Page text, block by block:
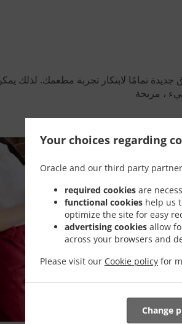
Your choices regarding
Oracle and our third party
required cookies are
functional cookies help us
optimize the site for easy
advertising cookies allow
across your browsers and
Please visit our Cookie policy for
Change
تمامًا لابتكار تجربة مطعمك. لذلك
، مريحة